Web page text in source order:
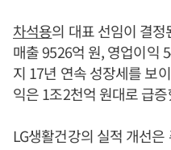
차석용의 대표 선임이 결
매출 9526억 원, 영업이익
지 17년 연속 성장세를 보
익은 1조2천억 원대로 급
LG생활건강의 실적 개선